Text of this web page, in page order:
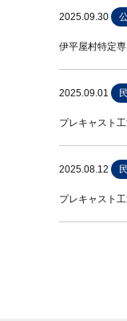
2025.09.30
伊平屋村特定
2025.09.01
プレキャスト
2025.08.12
プレキャスト